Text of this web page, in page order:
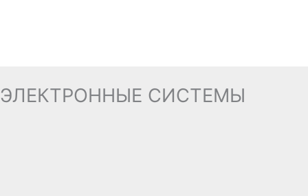
ЭЛЕКТРОННЫЕ СИСТЕМЫ